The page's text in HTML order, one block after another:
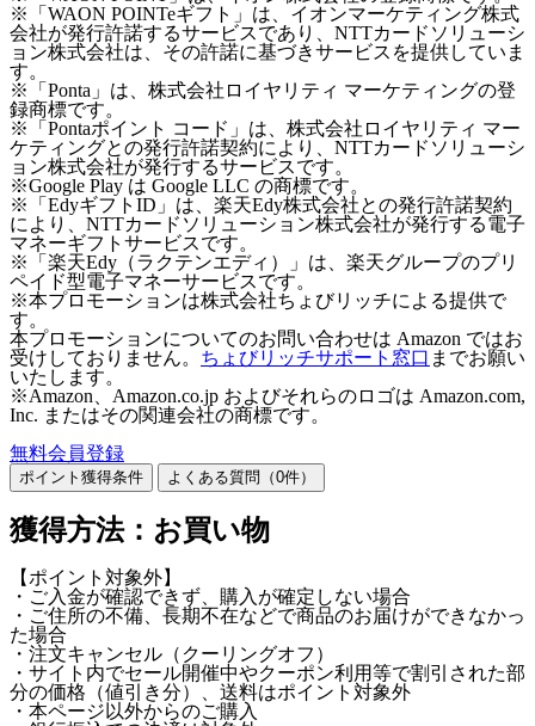
※「WAON POINTeギフト」は、イオンマーケティング株式
会社が発行許諾するサービスであり、NTTカードソリューシ
ョン株式会社は、その許諾に基づきサービスを提供していま
す。
※「Ponta」は、株式会社ロイヤリティ マーケティングの登
録商標です。
※「Pontaポイント コード」は、株式会社ロイヤリティ マー
ケティングとの発行許諾契約により、NTTカードソリューシ
ョン株式会社が発行するサービスです。
※Google Play は Google LLC の商標です。
※「EdyギフトID」は、楽天Edy株式会社との発行許諾契約
により、NTTカードソリューション株式会社が発行する電子
マネーギフトサービスです。
※「楽天Edy（ラクテンエディ）」は、楽天グループのプリ
ペイド型電子マネーサービスです。
※本プロモーションは株式会社ちょびリッチによる提供で
す。
本プロモーションについてのお問い合わせは Amazon ではお
受けしておりません。 ちょびリッチサポート窓口 までお願い
いたします。
※Amazon、Amazon.co.jp およびそれらのロゴは Amazon.com,
Inc. またはその関連会社の商標です。
無料会員登録
ポイント獲得条件 よくある質問（0件）
獲得方法：お買い物
【ポイント対象外】
・ご入金が確認できず、購入が確定しない場合
・ご住所の不備、長期不在などで商品のお届けができなかっ
た場合
・注文キャンセル（クーリングオフ）
・サイト内でセール開催中やクーポン利用等で割引された部
分の価格（値引き分）、送料はポイント対象外
・本ページ以外からのご購入